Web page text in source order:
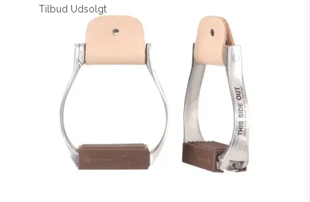
Tilbud Udsolgt